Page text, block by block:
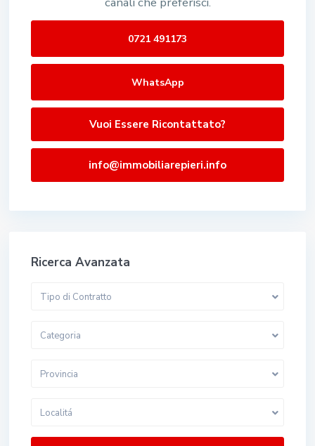
0721 491173
WhatsApp
Vuoi Essere Ricontattato?
info@immobiliarepieri.info
Ricerca Avanzata
Tipo di Contratto
Categoria
Provincia
Localitá